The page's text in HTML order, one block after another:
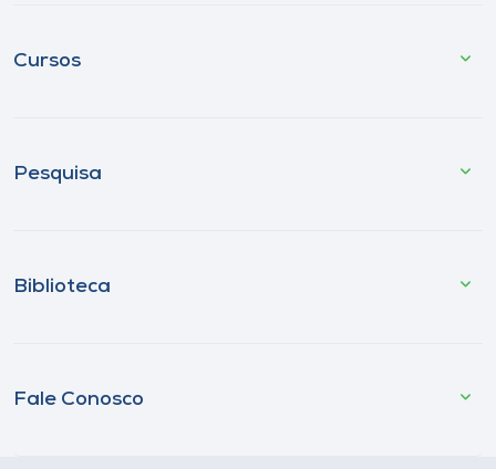
Cursos
Pesquisa
Biblioteca
Fale Conosco